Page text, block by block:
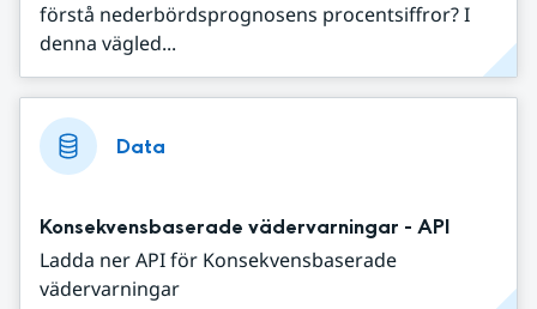
förstå nederbördsprognosens procentsiffror? I
denna vägled...
Data
Konsekvensbaserade vädervarningar - API
Ladda ner API för Konsekvensbaserade
vädervarningar